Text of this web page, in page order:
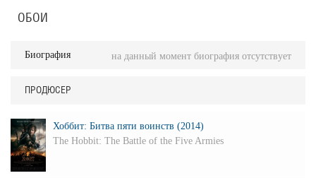
ОБОИ
Биография на данный момент биография отсутствует
ПРОДЮСЕР
Хоббит: Битва пяти воинств (2014)
The Hobbit: The Battle of the Five Armies